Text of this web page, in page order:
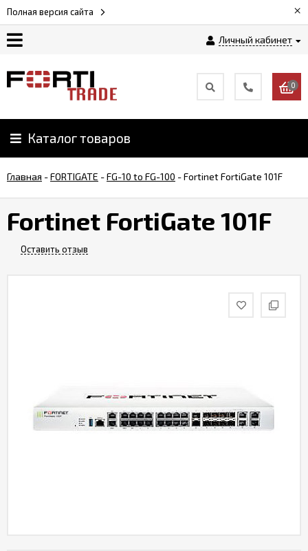
Полная версия сайта ×
Личный кабинет
Доставка
0
Каталог товаров
Главная -FORTIGATE -FG-10 to FG-100 -Fortinet FortiGate 101F
Fortinet FortiGate 101F
Оставить отзыв